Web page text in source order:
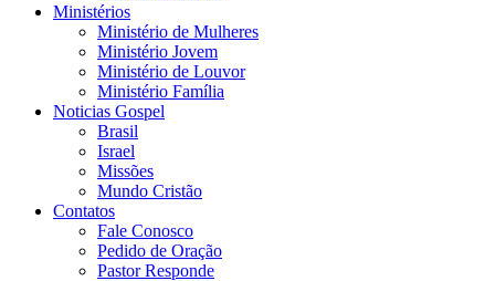
Ministérios
Ministério de Mulheres
Ministério Jovem
Ministério de Louvor
Ministério Família
Noticias Gospel
Brasil
Israel
Missões
Mundo Cristão
Contatos
Fale Conosco
Pedido de Oração
Pastor Responde